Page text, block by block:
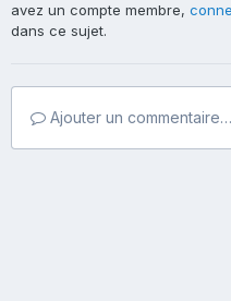
avez un compte membre,
dans ce sujet.
Ajouter un commentaire…